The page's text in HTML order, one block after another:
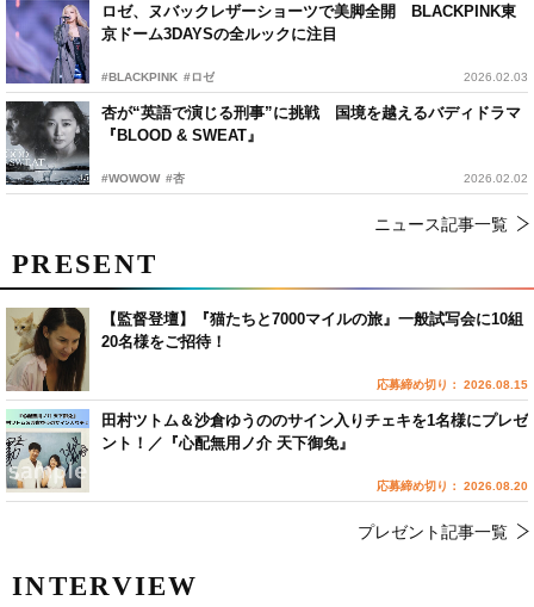
ロゼ、ヌバックレザーショーツで美脚全開 BLACKPINK東
京ドーム3DAYSの全ルックに注目
#BLACKPINK #ロゼ 2026.02.03
杏が“英語で演じる刑事”に挑戦 国境を越えるバディドラマ
『BLOOD & SWEAT』
#WOWOW #杏 2026.02.02
ニュース記事一覧
INTERVIEW
PRESENT
【監督登壇】『猫たちと7000マイルの旅』一般試写会に10組
20名様をご招待！
応募締め切り： 2026.08.15
田村ツトム＆沙倉ゆうののサイン入りチェキを1名様にプレゼ
ント！／『心配無用ノ介 天下御免』
応募締め切り： 2026.08.20
プレゼント記事一覧